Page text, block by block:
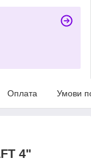
Оплата Умови
4"